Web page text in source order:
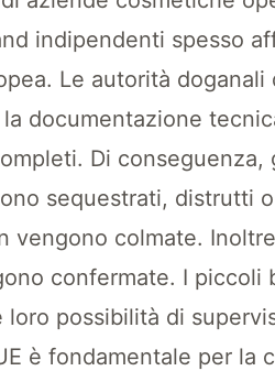
indipendenti spesso
Le autorità
documentazione
Di
sequestrati, distrutti
vengono colmate.
confermate. I
loro possibilità di
è fondamentale per